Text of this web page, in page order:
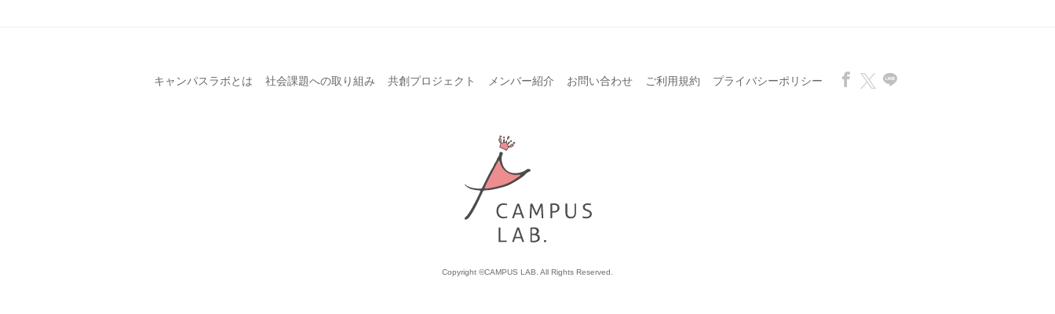
キャンパスラボとは 社会課題への取り組み 共創プロジェクト メンバー紹介 お問い合わせ ご利用規約 プライバシーポリシー
Copyright ©CAMPUS LAB. All Rights Reserved.